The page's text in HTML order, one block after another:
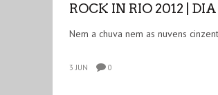
ROCK IN RIO 2012 |
Nem a chuva nem as nuvens
3 JUN 0